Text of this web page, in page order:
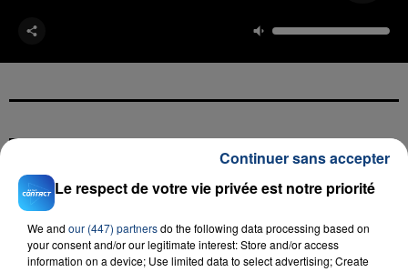
Le respect de votre vie privée est notre priorité
We and our (447) partnersdo the following data processing based on
your consent and/or our legitimate interest: Store and/or access
information on a device; Use limited data to select advertising; Create
Continuer sans accepter